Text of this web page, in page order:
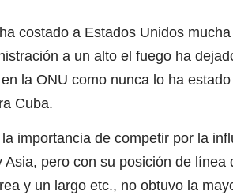
costado a Estados Unidos
a un alto el fuego ha
la ONU como nunca lo ha
Cuba.
importancia de competir por la
Asia, pero con su posición de línea
y un largo etc., no obtuvo la